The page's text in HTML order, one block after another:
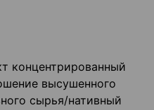
концентрированный
высушенного
сырья/нативный